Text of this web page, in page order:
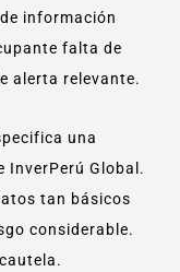
información
falta de
alerta relevante.
una
InverPerú Global.
tan básicos
considerable.